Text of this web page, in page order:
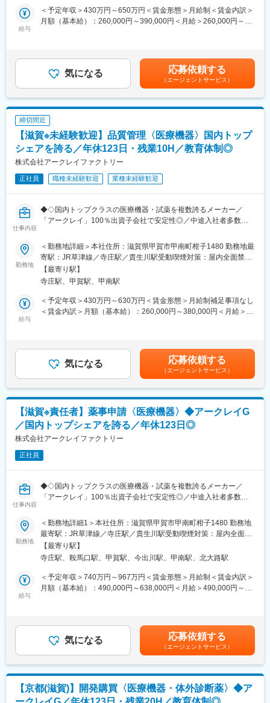
を大切にしており、査定とは別に定期的な1on1面談の場を設けて
います。業務面だけでなくキャリアの相談もしやすく、社員が生
■当社の魅力：
◎景気の影響を受けにくい医療業界において、国内トップクラス
もと、腰を据えて長くキャリアを築ける環境です。
◎日本国内にとどまらず世界100ヶ国以上で製品が使用されてお
り、グローバルに社会貢献できる事業を展開しています。
変更の範囲：会社の定める業務
日々の製造を通じて知識を身につけながら、品質向上や業務改善
といった技術的な検討にも携われる環境です。
・設備トラブル対応
・製品検査
■入社後の流れ：
業界や職種の経験は問いません。未経験の方でも無理なく成長で
きるよう、段階的に業務をお任せしていきます。まずは現場での
オペレーションから始め、習熟度に応じて工程管理業務へとステ
う重量は最大でも1kg前後のため、体力的な負担は大きくありませ
ん。
うため、一年を通して快適で落ち着いた環境のもと就業いただけ
ます。
■組織について：
分けされています。
・社員一人ひとりのモチベーションや働きやすさ、キャリアパス
・コミュニケーションが活発で、部署を問わず相談しやすい、活
気のある雰囲気が特徴です。
担当品目により、下記いずれかでの勤務時間となります。(時間固
定の他、交代制シフトでの勤務形態となる可能性もあり)
（1）日勤８：４５－１７：３０
（2）準夜勤１６：４５－１：３０
（3）夜勤０：４５－９：３０
■当社の魅力：
当社は、景気の影響を受けにくい医療業界において、国内トップ
クラスのシェアを誇る製品を複数展開しています。安定した事業
基盤のもと、腰を据えて長くキャリアを築ける環境です。
給与
＜予定年収＞430万円～650万円＜賃金形態＞月給制＜賃金内訳＞
月額（基本給）：260,000円～390,000円＜月給＞260,000円～
であり、選考を通じて上下する可能性があります。月給(月額)は固
定手当を含めた表記です。
気になる 応募依頼する
（エージェントサービス）
締切間近
【滋賀※未経験歓迎】品質管理〈医療機器〉国内トップ
シェアを誇る／年休123日・残業10H／教育体制◎
株式会社アークレイファクトリー
正社員 職種未経験歓迎 業種未経験歓迎
仕事内容
◆◇国内トップクラスの医療機器・試薬を複数誇るメーカー／
「アークレイ」100％出資子会社で安定性◎／中途入社者多数で
／マイカー通勤可・シャトルバスあり◆◇
■業務概要：
医療機器の血糖自己計測器の世界的先駆者メーカー「アークレ
イ」の製造・物流を担う同社にて、医療機器の品質管理職として
ご活躍頂ける方を募集致します。
・当社製品が決められた基準通りに作られているかを確認する業
・製造に使用する精密機械部品について、取引先から受け入れる
認業務
・市場に出た製品に関して、不具合などがあった場合の品質改
善・是正対応
・上記業務に関連し、取引先や海外子会社へ品質面の考え方やル
ールを共有するための海外出張（将来的に発生する可能性あり）
■担当製品：
扱う製品は、血液分析機器や尿検査装置など、医療現場で使用さ
れる測定機器です。
入社後は、配属部門でのOJTを中心に研修を実施します。業界や
実務の経験がない方でも、基礎から丁寧に学べる環境のため、安
心してスタートできます。
業務は理解度や習熟度に合わせて少しずつお任せしていきますの
■組織について：
を大切にしており、査定とは別に定期的な1on1面談の場を設けて
います。業務面だけでなくキャリアの相談もしやすく、社員が生
き生きと長期的に活躍できる環境づくりに取り組んでいます。
・コミュニケーションが活発で、部署を問わず相談しやすい、活
気のある雰囲気が特徴です。
■当社の魅力：
勤務地
＜勤務地詳細＞本社住所：滋賀県甲賀市甲南町柑子1480 勤務地最
寄駅：JR草津線／寺庄駅／貴生川駅受動喫煙対策：屋内全面禁煙
変更の範囲：会社の定める事業所
【最寄り駅】
寺庄駅、甲賀駅、甲南駅
給与
＜予定年収＞430万円～630万円＜賃金形態＞月給制補足事項なし
＜賃金内訳＞月額（基本給）：260,000円～380,000円＜月給＞
長職/700万円（賞与込）※課長職となった時点で上記年収となりま
す。■昇給：年1回（5月）■賞与：年2回（7月、12月）賃金はあく
までも目安の金額であり、選考を通じて上下する可能性がありま
す。月給(月額)は固定手当を含めた表記です。
気になる 応募依頼する
（エージェントサービス）
【滋賀※責任者】薬事申請〈医療機器〉◆アークレイG
／国内トップシェアを誇る／年休123日◎
株式会社アークレイファクトリー
正社員
仕事内容
◆◇国内トップクラスの医療機器・試薬を複数誇るメーカー／
「アークレイ」100％出資子会社で安定性◎／中途入社者多数で
可・シャトルバスあり◆◇
■業務概要：
体外診断用医薬品（血液分祈用試薬、尿分折用試薬）、および医
療用検査機器（血液分析装置、尿分析装置）の製造をメインに手
掛ける当社にて、薬剤管理チームの責任者をお任せします。
製品の開発から市場投入までを支える、専門性と影響力の大きい
ポジションです。
・各国の薬事関連法規への対応、行政機関との折衝・調整
・製品開発を進めるための、開発部門へのヒアリング・調査・助
勤務地
＜勤務地詳細1＞本社住所：滋賀県甲賀市甲南町柑子1480 勤務地
最寄駅：JR草津線／寺庄駅／貴生川駅受動喫煙対策：屋内全面禁
煙＜勤務地詳細2＞京都研究所住所：京都府京都市上京区岩栖院町
59 擁翠園内勤務地最寄駅：京都市営地下鉄烏丸線／鞍馬口駅受動
【最寄り駅】
寺庄駅、鞍馬口駅、甲賀駅、今出川駅、甲南駅、北大路駅
給与
＜予定年収＞740万円～967万円＜賃金形態＞月給制＜賃金内訳＞
月額（基本給）：490,000円～638,000円＜月給＞490,000円～
でも目安の金額であり、選考を通じて上下する可能性がありま
す。月給(月額)は固定手当を含めた表記です。
気になる 応募依頼する
（エージェントサービス）
【京都(滋賀)】開発購買〈医療機器・体外診断薬〉◆ア